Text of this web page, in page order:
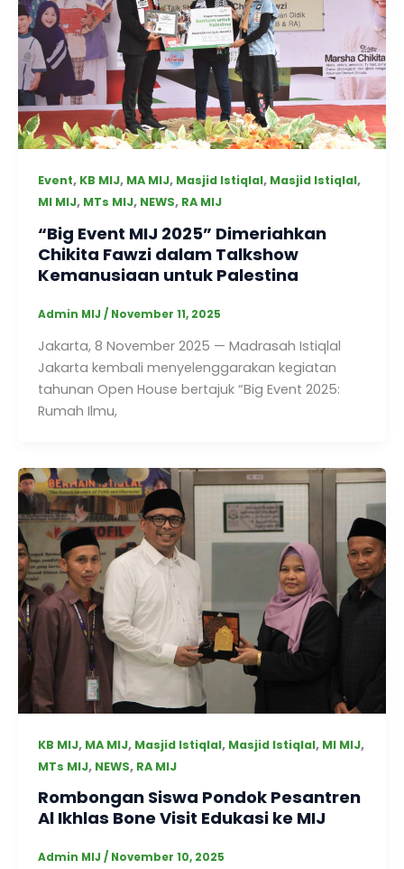
Event, KB MIJ, MA MIJ, Masjid Istiqlal, Masjid Istiqlal,
MI MIJ, MTs MIJ, NEWS, RA MIJ
“Big Event MIJ 2025” Dimeriahkan
Chikita Fawzi dalam Talkshow
Kemanusiaan untuk Palestina
Admin MIJ / November 11, 2025
Jakarta, 8 November 2025 — Madrasah Istiqlal
Jakarta kembali menyelenggarakan kegiatan
tahunan Open House bertajuk “Big Event 2025:
Rumah Ilmu,
KB MIJ, MA MIJ, Masjid Istiqlal, Masjid Istiqlal, MI MIJ,
MTs MIJ, NEWS, RA MIJ
Rombongan Siswa Pondok Pesantren
Al Ikhlas Bone Visit Edukasi ke MIJ
Admin MIJ / November 10, 2025